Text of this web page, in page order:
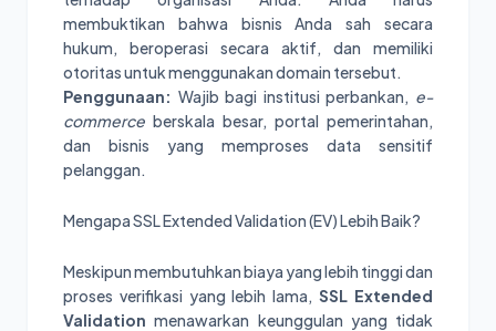
membuktikan bahwa bisnis Anda sah secara
hukum, beroperasi secara aktif, dan memiliki
otoritas untuk menggunakan domain tersebut.
Penggunaan: Wajib bagi institusi perbankan, e-
commerce berskala besar, portal pemerintahan,
dan bisnis yang memproses data sensitif
pelanggan.
Mengapa SSL Extended Validation (EV) Lebih Baik?
Meskipun membutuhkan biaya yang lebih tinggi dan
proses verifikasi yang lebih lama,SSL Extended
Validation menawarkan keunggulan yang tidak